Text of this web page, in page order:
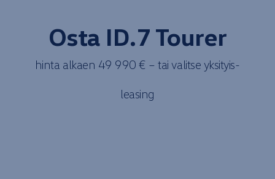
Osta ID.7 Tourer
hinta alkaen 49 990 € – tai valitse yksityis­
leasing